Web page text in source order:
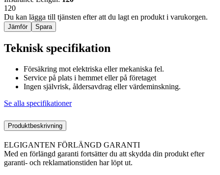
120
Du kan lägga till tjänsten efter att du lagt en produkt i varukorgen.
Jämför Spara
Teknisk specifikation
Försäkring mot elektriska eller mekaniska fel.
Service på plats i hemmet eller på företaget
Ingen självrisk, åldersavdrag eller värdeminskning.
Se alla specifikationer
Produktbeskrivning
ELGIGANTEN FÖRLÄNGD GARANTI
Med en förlängd garanti fortsätter du att skydda din produkt efter
garanti- och reklamationstiden har löpt ut.